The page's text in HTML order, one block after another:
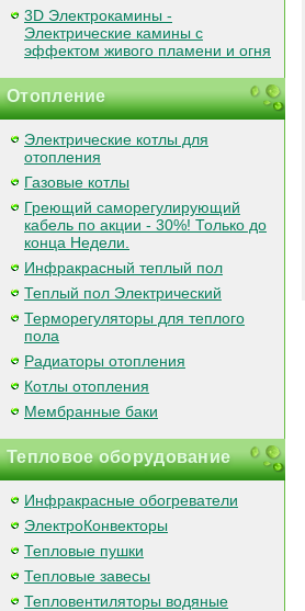
3D Электрокамины -
Электрические камины с
эффектом живого пламени и огня
Отопление
Электрические котлы для
отопления
Газовые котлы
Греющий саморегулирующий
кабель по акции - 30%! Только до
конца Недели.
Инфракрасный теплый пол
Теплый пол Электрический
Терморегуляторы для теплого
пола
Радиаторы отопления
Котлы отопления
Мембранные баки
Тепловое оборудование
Инфракрасные обогреватели
ЭлектроКонвекторы
Тепловые пушки
Тепловые завесы
Тепловентиляторы водяные